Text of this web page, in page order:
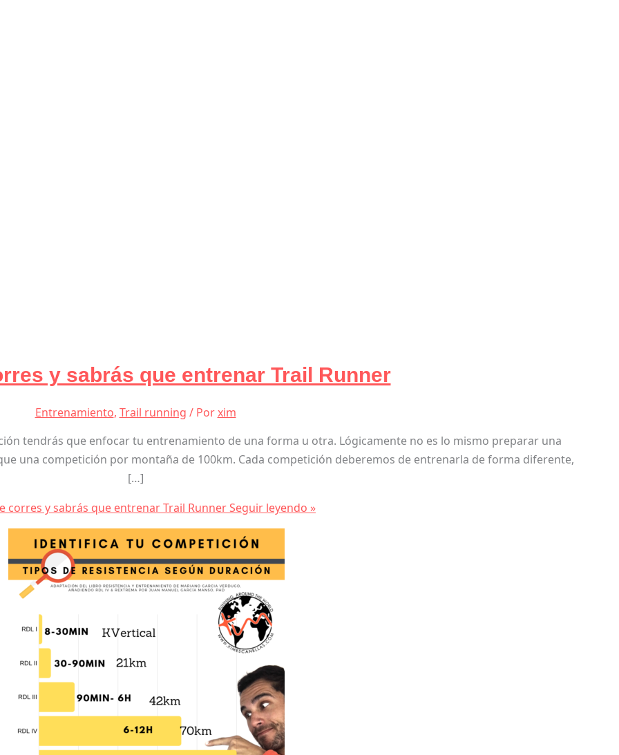
y sabrás que entrenar Trail Runner
Entrenamiento, Trail running / Porxim
tendrás que enfocar tu entrenamiento de una forma u otra. Lógicamente no es lo mismo preparar una
una competición por montaña de 100km. Cada competición deberemos de entrenarla de forma diferente,
[…]
corres y sabrás que entrenar Trail RunnerSeguir leyendo »